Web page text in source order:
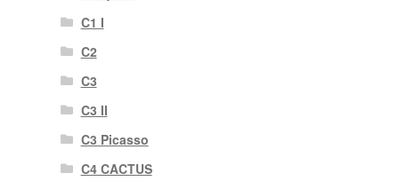
C1 I
C2
C3
C3 II
C3 Picasso
C4 CACTUS